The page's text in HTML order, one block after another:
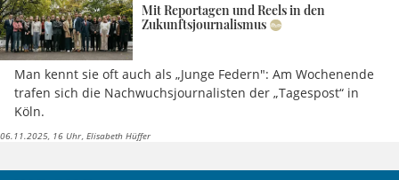
Mit Reportagen und Reels in den
Zukunftsjournalismus
Man kennt sie oft auch als „Junge Federn": Am Wochenende
trafen sich die Nachwuchsjournalisten der „Tagespost“ in
Köln.
06.11.2025, 16 Uhr Elisabeth Hüffer